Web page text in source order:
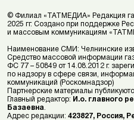
© Филиал «ТАТМЕДИА» Редакция
2025 гг. Создано при поддержке
и массовым коммуникациям
Наименование СМИ: Челнинские
Средство массовой информации
ФС 77 – 50849 от 14.08.2012 г.
по надзору в сфере связи,
коммуникаций (Роскомнадзор)
Партнерские материалы
Главный редактор: И.о. главного
Базаевна
Адрес редакции: 423827, Россия,